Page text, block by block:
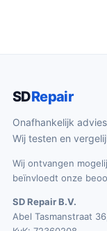
SDRepair
Onafhankelijk
Wij testen en
Wij ontvangen
beïnvloedt onze
SD Repair B.V.
Abel Tasmanstraat